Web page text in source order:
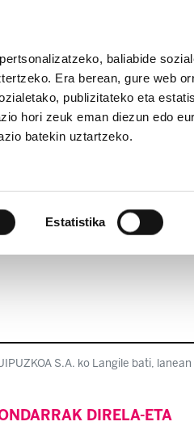
baliabide
Era berean, gure web
publizitateko eta
hori zeuk eman diezun edo
batekin uztartzeko.
Estatistika
S.A. ko Langile bati,
DIRELA-ETA